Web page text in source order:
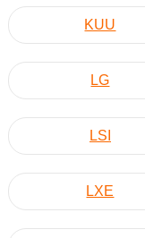
KUU
LG
LSI
LXE